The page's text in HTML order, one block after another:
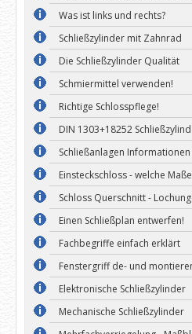
Was ist links und rechts?
Schließzylinder mit Zahnrad
Die Schließzylinder Qualität
Schmiermittel verwenden!
Richtige Schlosspflege!
DIN 1303+18252
Schließanlagen Informationen
Einsteckschloss - welche
Schloss Querschnitt -
Einen Schließplan entwerfen!
Fachbegriffe einfach erklärt
Fenstergriff de- und
Elektronische Schließzylinder
Mechanische Schließzylinder